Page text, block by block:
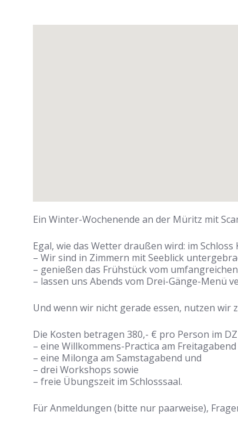
Ein Winter-Wochenende an der Müritz mit
Egal, wie das Wetter draußen wird: im
– Wir sind in Zimmern mit Seeblick
– genießen das Frühstück vom
– lassen uns Abends vom Drei-Gänge-Menü
Und wenn wir nicht gerade essen, nutzen wir
Die Kosten betragen 380,- € pro Person im
– eine Willkommens-Practica am
– eine Milonga am Samstagabend und
– drei Workshops sowie
– freie Übungszeit im Schlosssaal.
Für Anmeldungen (bitte nur paarweise),